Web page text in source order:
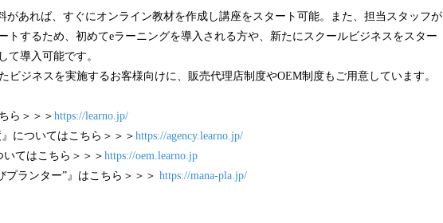
があれば、すぐにオンライン教材を作成し講座をスタート可能。また、担当スタッフが
トするため、初めてeラーニングを導入される方や、新たにスクールビジネスをスター
て導入可能です。
ビジネスを実施するお客様向けに、販売代理店制度やOEM制度もご用意しています。
ら＞＞＞ https://learno.jp/
』についてはこちら＞＞＞https://agency.learno.jp/
いてはこちら＞＞＞ https://oem.learno.jp
プランター”』はこちら＞＞＞ https://mana-pla.jp/